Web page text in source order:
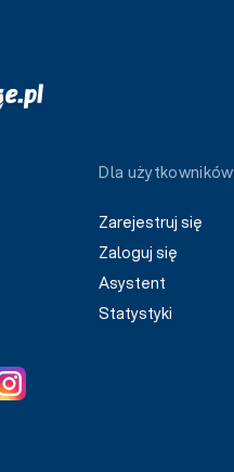
Dla użytkowników
Zarejestruj się
Zaloguj się
Asystent
Statystyki